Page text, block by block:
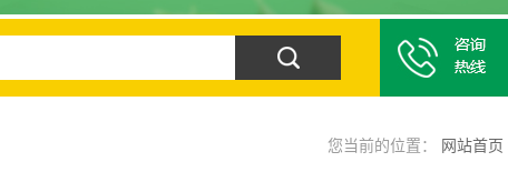
您当前的位置： 网站首页